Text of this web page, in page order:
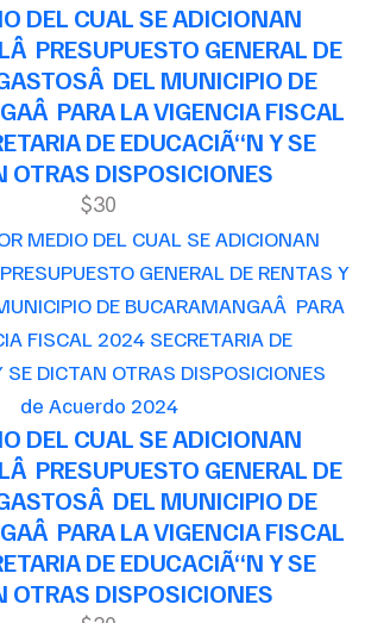
DEL CUAL SE ADICIONAN
PRESUPUESTO GENERAL DE
DEL MUNICIPIO DE
PARA LA VIGENCIA FISCAL
DE EDUCACIÃ“N Y SE
OTRAS DISPOSICIONES
$30
de Acuerdo 2024
DEL CUAL SE ADICIONAN
PRESUPUESTO GENERAL DE
DEL MUNICIPIO DE
PARA LA VIGENCIA FISCAL
DE EDUCACIÃ“N Y SE
OTRAS DISPOSICIONES